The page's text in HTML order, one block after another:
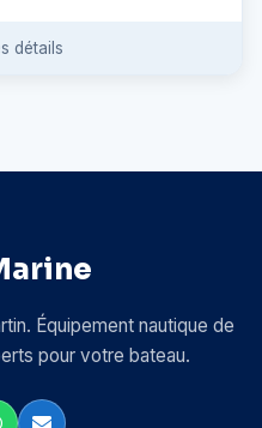
détails
Équipement nautique de
pour votre bateau.